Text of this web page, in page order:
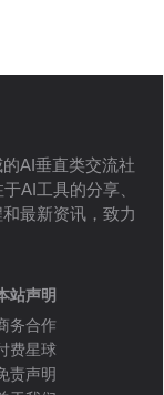
AI垂直类交流社
AI工具的分享、
最新资讯，致力
站声明
务合作
费星球
责声明